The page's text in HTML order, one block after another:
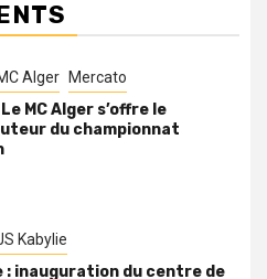
Alger Mercato
MC Alger s’offre le
du championnat
Kabylie
: inauguration du centre de